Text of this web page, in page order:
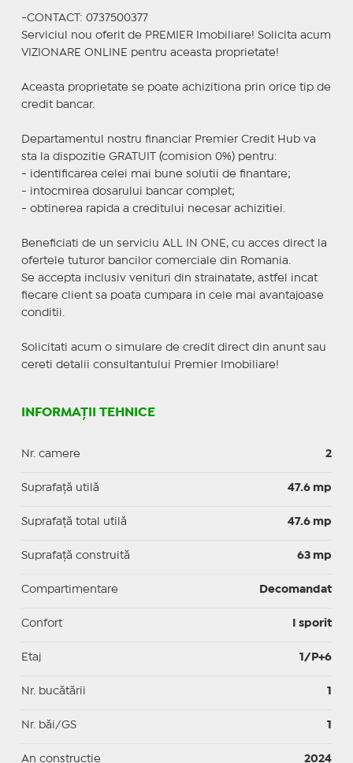
-CONTACT: 0737500377
Serviciul nou oferit de PREMIER Imobiliare! Solicita acum
VIZIONARE ONLINE pentru aceasta proprietate!
Aceasta proprietate se poate achizitiona prin orice tip de
credit bancar.
Departamentul nostru financiar Premier Credit Hub va
sta la dispozitie GRATUIT (comision 0%) pentru:
- identificarea celei mai bune solutii de finantare;
- intocmirea dosarului bancar complet;
- obtinerea rapida a creditului necesar achizitiei.
Beneficiati de un serviciu ALL IN ONE, cu acces direct la
ofertele tuturor bancilor comerciale din Romania.
Se accepta inclusiv venituri din strainatate, astfel incat
fiecare client sa poata cumpara in cele mai avantajoase
conditii.
Solicitati acum o simulare de credit direct din anunt sau
cereti detalii consultantului Premier Imobiliare!
INFORMAȚII TEHNICE
Nr. camere 2
Suprafaţă utilă 47.6 mp
Suprafaţă total utilă 47.6 mp
Suprafaţă construită 63 mp
Compartimentare Decomandat
Confort I sporit
Etaj 1/P+6
Nr. bucătării 1
Nr. băi/GS 1
An construcție 2024